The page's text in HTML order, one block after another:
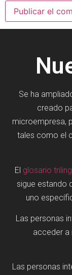
Se ha
creado
microempresa,
tales como el
El glosario
sigue estando
uno
Las personas
acceder a
Las personas